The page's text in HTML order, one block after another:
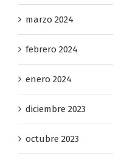
abril 2024
marzo 2024
febrero 2024
enero 2024
diciembre 2023
octubre 2023